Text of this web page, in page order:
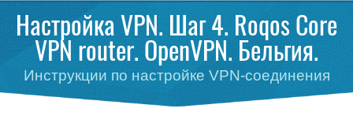
Настройка VPN. Шаг 4. Roqos Core
VPN router. OpenVPN. Бельгия.
Инструкции по настройке VPN-соединения